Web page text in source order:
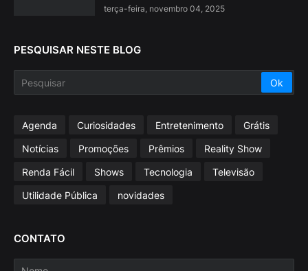
terça-feira, novembro 04, 2025
PESQUISAR NESTE BLOG
Agenda Curiosidades Entretenimento
Grátis
Notícias
Promoções Prêmios
Reality Show
Renda Fácil
Shows Tecnologia
Televisão
Utilidade Pública
novidades
CONTATO